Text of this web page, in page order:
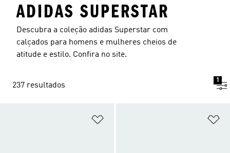
ADIDAS SUPERSTAR
Descubra a coleção adidas Superstar com
calçados para homens e mulheres cheios de
atitude e estilo. Confira no site.
237 resultados
1